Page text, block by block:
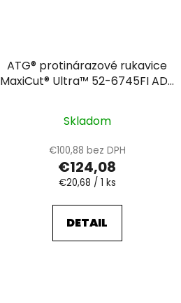
ATG® protinárazové rukavice
MaxiCut® Ultra™ 52-6745FI AD-
Skladom
€100,88 bez DPH
€124,08
Jednotková
€20,68 / 1 ks
DETAIL